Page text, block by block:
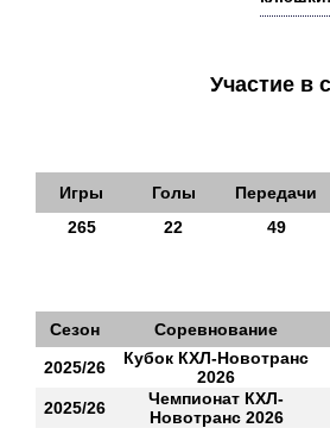
Участие
Игры Голы Передачи
265
22 49
Сезон Соревнование
2025/26
Кубок КХЛ-Новотранс
2026
2025/26
Чемпионат КХЛ-
Новотранс 2026